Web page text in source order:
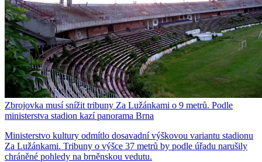
Zbrojovka musí snížit tribuny Za Lužánkami o 9 metrů. Podle
ministerstva stadion kazí panorama Brna
Ministerstvo kultury odmítlo dosavadní výškovou variantu stadionu
Za Lužánkami. Tribuny o výšce 37 metrů by podle úřadu narušily
chráněné pohledy na brněnskou vedutu.